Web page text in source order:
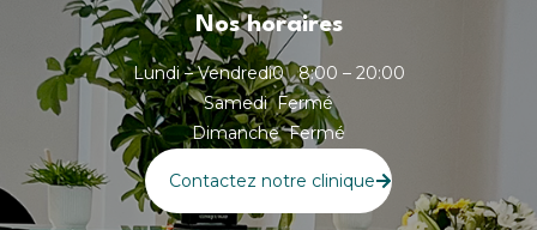
Nos horaires
Lundi – Vendredi0 8:00 – 20:00
SamediFermé
DimancheFermé
Contactez notre clinique